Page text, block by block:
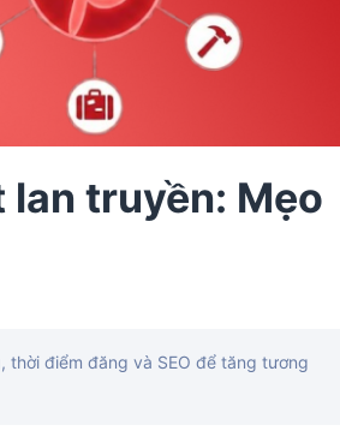
lan truyền: Mẹo
thời điểm đăng và SEO để tăng tương